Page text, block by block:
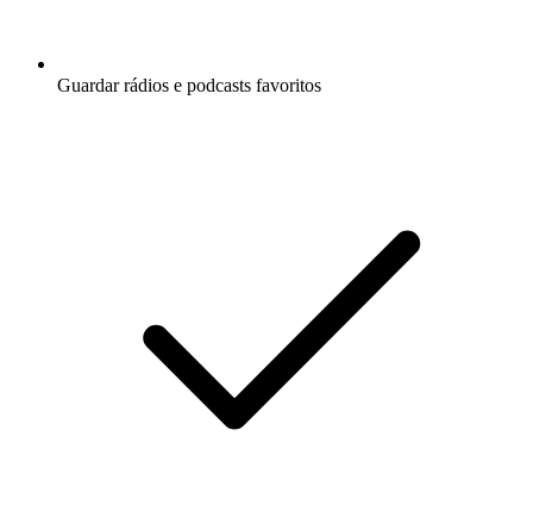
Guardar rádios e podcasts favoritos